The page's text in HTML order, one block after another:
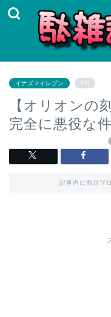
イナズマイレブン PR
【オリオンの
完全に悪役な
記事内に商品プ